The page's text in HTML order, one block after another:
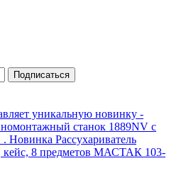
Подписаться
уникальную новинку -
станок 1889NV с
. Новинка Рассухариватель
кейс, 8 предметов МАСТАК 103-